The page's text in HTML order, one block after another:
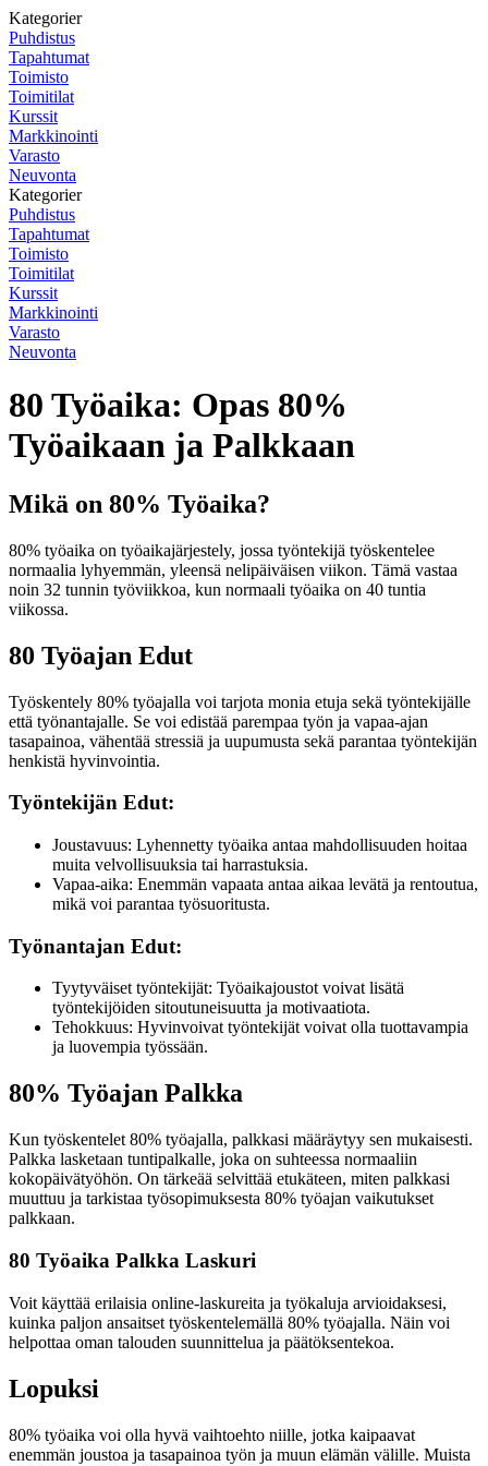
Kategorier
Puhdistus
Tapahtumat
Toimisto
Toimitilat
Kurssit
Markkinointi
Varasto
Neuvonta
Kategorier
Puhdistus
Tapahtumat
Toimisto
Toimitilat
Kurssit
Markkinointi
Varasto
Neuvonta
80 Työaika: Opas 80%
Työaikaan ja Palkkaan
Mikä on 80% Työaika?
80% työaika on työaikajärjestely, jossa työntekijä työskentelee
normaalia lyhyemmän, yleensä nelipäiväisen viikon. Tämä vastaa
noin 32 tunnin työviikkoa, kun normaali työaika on 40 tuntia
viikossa.
80 Työajan Edut
Työskentely 80% työajalla voi tarjota monia etuja sekä työntekijälle
että työnantajalle. Se voi edistää parempaa työn ja vapaa-ajan
tasapainoa, vähentää stressiä ja uupumusta sekä parantaa työntekijän
henkistä hyvinvointia.
Työntekijän Edut:
Joustavuus: Lyhennetty työaika antaa mahdollisuuden hoitaa
muita velvollisuuksia tai harrastuksia.
Vapaa-aika: Enemmän vapaata antaa aikaa levätä ja rentoutua,
mikä voi parantaa työsuoritusta.
Työnantajan Edut:
Tyytyväiset työntekijät: Työaikajoustot voivat lisätä
työntekijöiden sitoutuneisuutta ja motivaatiota.
Tehokkuus: Hyvinvoivat työntekijät voivat olla tuottavampia
ja luovempia työssään.
80% Työajan Palkka
Kun työskentelet 80% työajalla, palkkasi määräytyy sen mukaisesti.
Palkka lasketaan tuntipalkalle, joka on suhteessa normaaliin
kokopäivätyöhön. On tärkeää selvittää etukäteen, miten palkkasi
muuttuu ja tarkistaa työsopimuksesta 80% työajan vaikutukset
palkkaan.
80 Työaika Palkka Laskuri
Voit käyttää erilaisia online-laskureita ja työkaluja arvioidaksesi,
kuinka paljon ansaitset työskentelemällä 80% työajalla. Näin voi
helpottaa oman talouden suunnittelua ja päätöksentekoa.
Lopuksi
80% työaika voi olla hyvä vaihtoehto niille, jotka kaipaavat
enemmän joustoa ja tasapainoa työn ja muun elämän välille. Muista